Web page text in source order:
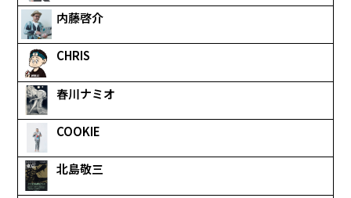
内藤啓介
CHRIS
春川ナミオ
COOKIE
北島敬三